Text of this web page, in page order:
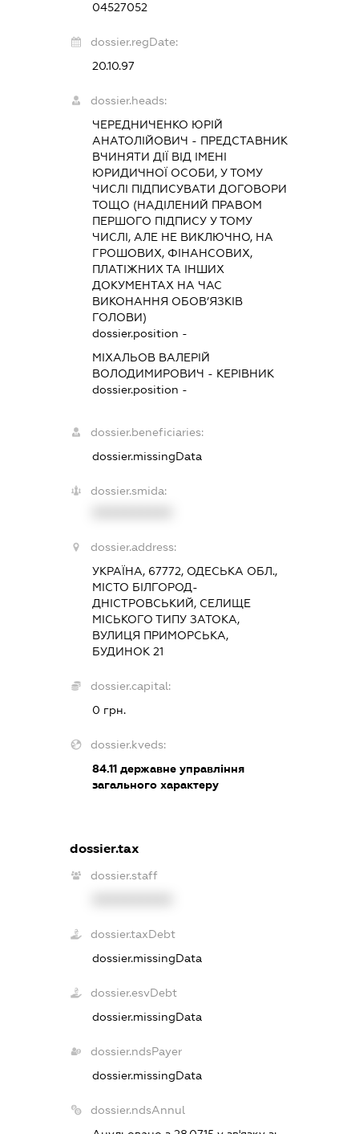
04527052
dossier.regDate:
20.10.97
dossier.heads:
ЧЕРЕДНИЧЕНКО ЮРІЙ
АНАТОЛІЙОВИЧ - ПРЕДСТАВНИК
ВЧИНЯТИ ДІЇ ВІД ІМЕНІ
ЮРИДИЧНОЇ ОСОБИ, У ТОМУ
ЧИСЛІ ПІДПИСУВАТИ ДОГОВОРИ
ТОЩО (НАДІЛЕНИЙ ПРАВОМ
ПЕРШОГО ПІДПИСУ У ТОМУ
ЧИСЛІ, АЛЕ НЕ ВИКЛЮЧНО, НА
ГРОШОВИХ, ФІНАНСОВИХ,
ПЛАТІЖНИХ ТА ІНШИХ
ДОКУМЕНТАХ НА ЧАС
ВИКОНАННЯ ОБОВ’ЯЗКІВ
ГОЛОВИ)
dossier.position -
МІХАЛЬОВ ВАЛЕРІЙ
ВОЛОДИМИРОВИЧ - КЕРІВНИК
dossier.position -
dossier.beneficiaries:
dossier.missingData
dossier.smida:
dossier.address:
УКРАЇНА, 67772, ОДЕСЬКА ОБЛ.,
МІСТО БІЛГОРОД-
ДНІСТРОВСЬКИЙ, СЕЛИЩЕ
МІСЬКОГО ТИПУ ЗАТОКА,
ВУЛИЦЯ ПРИМОРСЬКА,
БУДИНОК 21
dossier.capital:
0 грн.
dossier.kveds:
84.11 державне управління
загального характеру
dossier.tax
dossier.staff
dossier.taxDebt
dossier.missingData
dossier.esvDebt
dossier.missingData
dossier.ndsPayer
dossier.missingData
dossier.ndsAnnul